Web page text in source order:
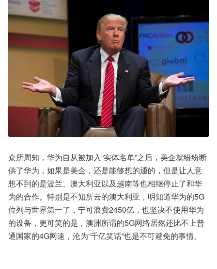
众所周知，华为自从被加入“实体名单”之后，美企就纷纷断
供了华为，如果是美企，还是能够想的通的，但是让人意
想不到的是波兰、澳大利亚以及越南等也相继停止了和华
为的合作。特别是不知所云的澳大利亚，明知道华为的5G
位列与世界第一了，宁可浪费2450亿，也坚决不使用华为
的设备，更可笑的是，澳洲所谓的5G网络居然还比不上普
通国家的4G网速，沦为“千亿笑话”也是不可避免的事情。